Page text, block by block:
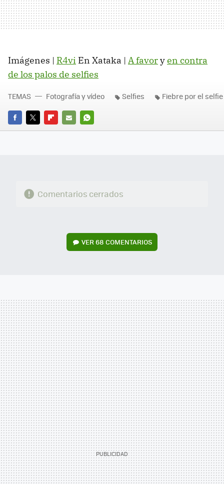
Imágenes | R4vi En Xataka | A favoryen contra
de los palos de selfies
FACEBOOK
TWITTERFLIPBOARD
E-
WHATSAPP
TEMAS Fotografía y vídeo Selfies Fiebre por el selfie
Comentarios cerrados
VER68 COMENTARIOS